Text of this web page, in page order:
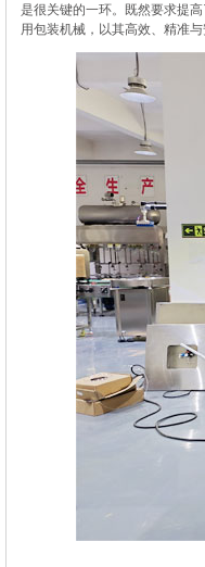
是很关键的一环。既然要求提
用包装机械，以其高效、精准